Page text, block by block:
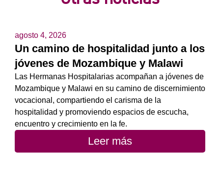
agosto 4, 2026
Un camino de hospitalidad junto a los
jóvenes de Mozambique y Malawi
Las Hermanas Hospitalarias acompañan a jóvenes de
Mozambique y Malawi en su camino de discernimiento
vocacional, compartiendo el carisma de la
hospitalidad y promoviendo espacios de escucha,
encuentro y crecimiento en la fe.
Leer más